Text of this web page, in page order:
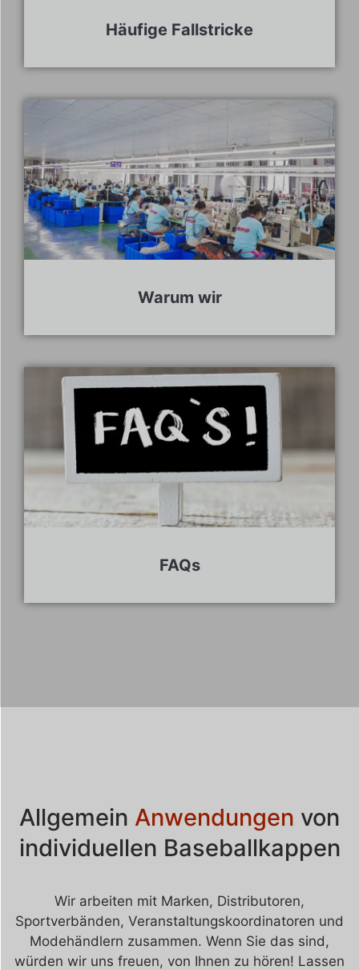
Häufige Fallstricke
Warum wir
FAQs
Allgemein Anwendungen von
individuellen Baseballkappen
Wir arbeiten mit Marken, Distributoren,
Sportverbänden, Veranstaltungskoordinatoren und
Modehändlern zusammen. Wenn Sie das sind,
würden wir uns freuen, von Ihnen zu hören! Lassen